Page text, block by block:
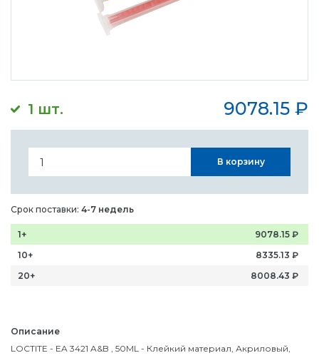
1 шт. 9078.15 ₽
Описание
LOCTITE - EA 3421 A&B , 50ML - Клейкий материал, Акриловый,
В корзину
Срок поставки: 4-7 недель
1+ 9078.15 ₽
10+
8335.13 ₽
20+
8008.43 ₽